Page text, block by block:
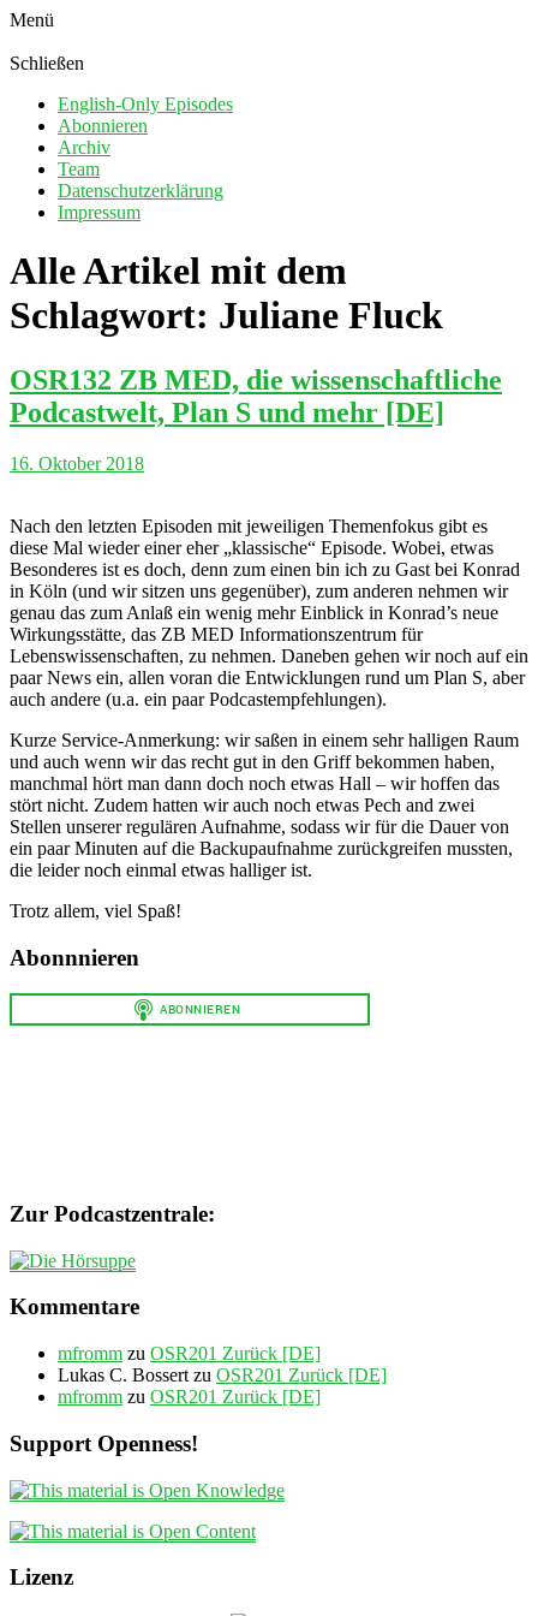
Menü
Schließen
English-Only Episodes
Abonnieren
Archiv
Team
Datenschutzerklärung
Impressum
Alle Artikel mit dem
Schlagwort: Juliane Fluck
OSR132 ZB MED, die wissenschaftliche
Podcastwelt, Plan S und mehr [DE]
16. Oktober 2018
Nach den letzten Episoden mit jeweiligen Themenfokus gibt es
diese Mal wieder einer eher „klassische“ Episode. Wobei, etwas
Besonderes ist es doch, denn zum einen bin ich zu Gast bei Konrad
in Köln (und wir sitzen uns gegenüber), zum anderen nehmen wir
genau das zum Anlaß ein wenig mehr Einblick in Konrad’s neue
Wirkungsstätte, das ZB MED Informationszentrum für
Lebenswissenschaften, zu nehmen. Daneben gehen wir noch auf ein
paar News ein, allen voran die Entwicklungen rund um Plan S, aber
auch andere (u.a. ein paar Podcastempfehlungen).
Kurze Service-Anmerkung: wir saßen in einem sehr halligen Raum
und auch wenn wir das recht gut in den Griff bekommen haben,
manchmal hört man dann doch noch etwas Hall – wir hoffen das
stört nicht. Zudem hatten wir auch noch etwas Pech and zwei
Stellen unserer regulären Aufnahme, sodass wir für die Dauer von
ein paar Minuten auf die Backupaufnahme zurückgreifen mussten,
die leider noch einmal etwas halliger ist.
Trotz allem, viel Spaß!
Abonnnieren
Zur Podcastzentrale:
Kommentare
mfromm zu OSR201 Zurück [DE]
Lukas C. Bossert zu OSR201 Zurück [DE]
mfromm zu OSR201 Zurück [DE]
Support Openness!
Lizenz